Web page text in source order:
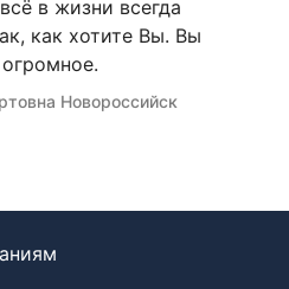
в жизни всегда
как хотите Вы. Вы
Новороссийск